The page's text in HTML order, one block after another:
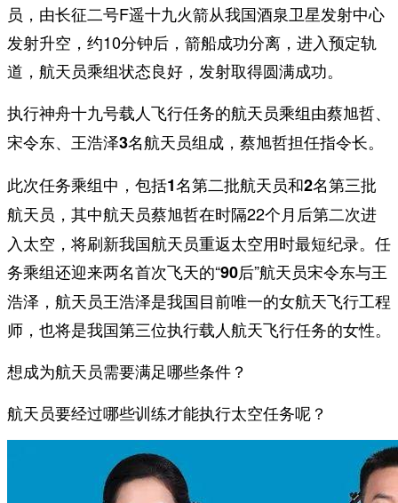
员，由长征二号F遥十九火箭从我国酒泉卫星发射中心
发射升空，约10分钟后，箭船成功分离，进入预定轨
道，航天员乘组状态良好，发射取得圆满成功。
执行神舟十九号载人飞行任务的航天员乘组由蔡旭哲、
宋令东、王浩泽3名航天员组成 ，蔡旭哲担任指令长。
此次任务乘组中，包括1名第二批航天员和2名第三批
航天员，其中航天员蔡旭哲在时隔22个月后第二次进
入太空，将刷新我国航天员重返太空用时最短纪录。任
务乘组还迎来两名首次飞天的“90后”航天员宋令东与王
浩泽，航天员王浩泽是我国目前唯一的女航天飞行工程
师，也将是我国第三位执行载人航天飞行任务的女性。
想成为航天员需要满足哪些条件？
航天员要经过哪些训练才能执行太空任务呢？